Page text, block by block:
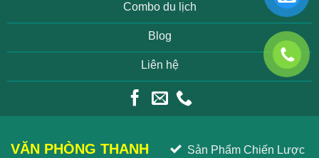
Combo du lịch
Blog
Liên hệ
VĂN PHÒNG THANH
Sản Phẩm Chiến Lược